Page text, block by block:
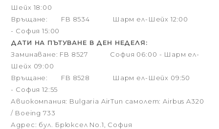
Шейх 18:00
Връщане: FB 8534 Шарм ел-Шейх 12:00
- София 15:00
ДАТИ НА ПЪТУВАНЕ В ДЕН НЕДЕЛЯ:
Заминаване: FB 8527 София 06:00 - Шарм ел-
Шейх 09:00
Връщане: FB 8528 Шарм ел-Шейх 09:50
- София 12:55
Авиокомпания: Bulgaria AirТип самолет: Airbus A320
/ Boeing 733
Адрес: бул. Брюксел No.1, София